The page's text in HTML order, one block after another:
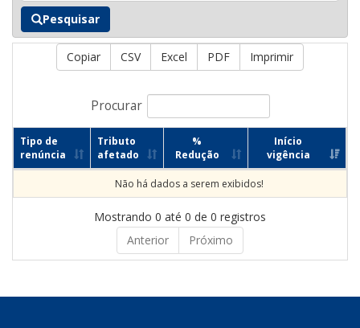
Pesquisar
Copiar CSV Excel PDF Imprimir
Procurar
Tipo de
renúncia
Tributo
afetado
%
Redução
Início
vigência
Não há dados a serem exibidos!
Mostrando 0 até 0 de 0 registros
Anterior
Próximo